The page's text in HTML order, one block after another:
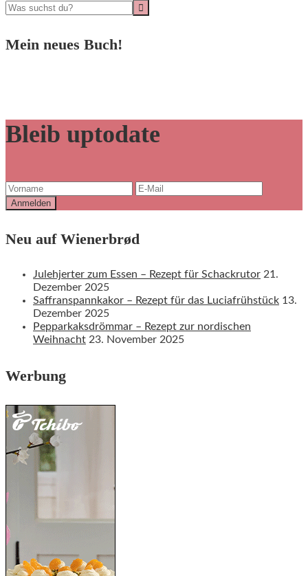
Mein neues Buch!
Bleib uptodate
Neu auf Wienerbrød
Julehjerter zum Essen – Rezept für Schackrutor 21.
Dezember 2025
Saffranspannkakor – Rezept für das Luciafrühstück 13.
Dezember 2025
Pepparkaksdrömmar – Rezept zur nordischen
Weihnacht 23. November 2025
Werbung